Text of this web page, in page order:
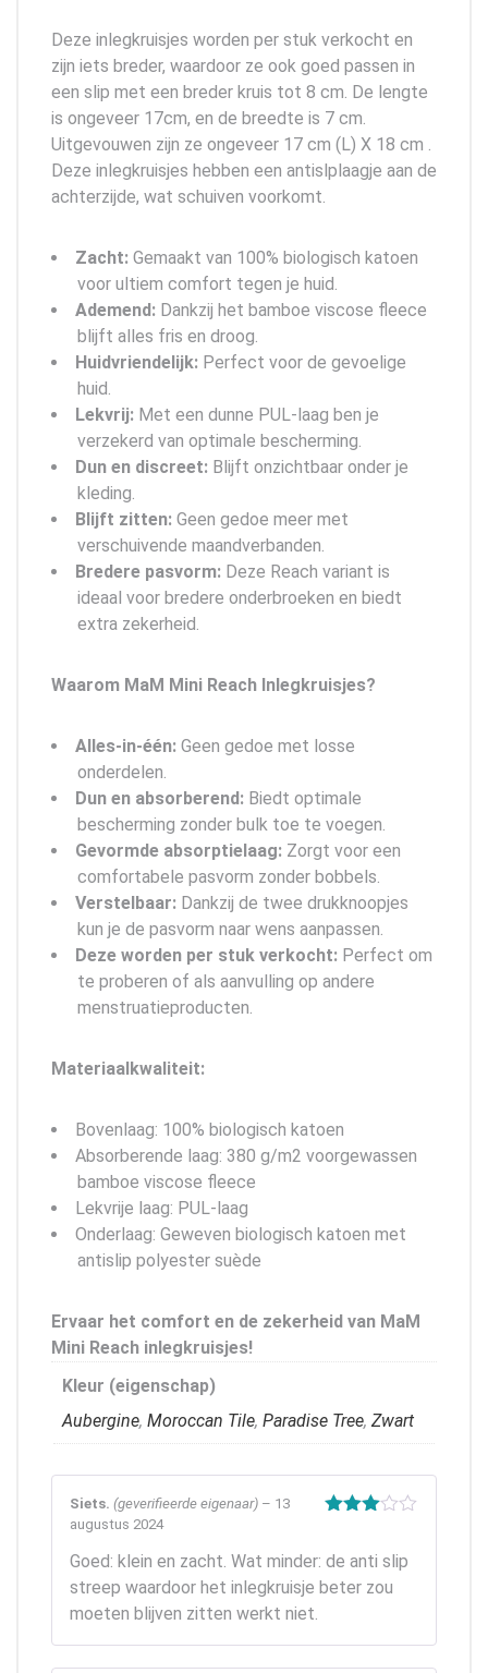
Deze inlegkruisjes worden per stuk verkocht en
zijn iets breder, waardoor ze ook goed passen in
een slip met een breder kruis tot 8 cm. De lengte
is ongeveer 17cm, en de breedte is 7 cm.
Uitgevouwen zijn ze ongeveer 17 cm (L) X 18 cm .
Deze inlegkruisjes hebben een antislplaagje aan de
achterzijde, wat schuiven voorkomt.
Zacht: Gemaakt van 100% biologisch katoen
voor ultiem comfort tegen je huid.
Ademend: Dankzij het bamboe viscose fleece
blijft alles fris en droog.
Huidvriendelijk: Perfect voor de gevoelige
huid.
Lekvrij: Met een dunne PUL-laag ben je
verzekerd van optimale bescherming.
Dun en discreet: Blijft onzichtbaar onder je
kleding.
Blijft zitten: Geen gedoe meer met
verschuivende maandverbanden.
Bredere pasvorm: Deze Reach variant is
ideaal voor bredere onderbroeken en biedt
extra zekerheid.
Waarom MaM Mini Reach Inlegkruisjes?
Alles-in-één: Geen gedoe met losse
onderdelen.
Dun en absorberend: Biedt optimale
bescherming zonder bulk toe te voegen.
Gevormde absorptielaag: Zorgt voor een
comfortabele pasvorm zonder bobbels.
Verstelbaar: Dankzij de twee drukknoopjes
kun je de pasvorm naar wens aanpassen.
Deze worden per stuk verkocht: Perfect om
te proberen of als aanvulling op andere
menstruatieproducten.
Materiaalkwaliteit:
Bovenlaag: 100% biologisch katoen
Absorberende laag: 380 g/m2 voorgewassen
bamboe viscose fleece
Lekvrije laag: PUL-laag
Onderlaag: Geweven biologisch katoen met
antislip polyester suède
Ervaar het comfort en de zekerheid van MaM
Mini Reach inlegkruisjes!
Kleur (eigenschap)
Aubergine, Moroccan Tile, Paradise Tree, Zwart
Siets. (geverifieerde eigenaar) – 13
augustus 2024
Goed: klein en zacht. Wat minder: de anti slip
streep waardoor het inlegkruisje beter zou
moeten blijven zitten werkt niet.